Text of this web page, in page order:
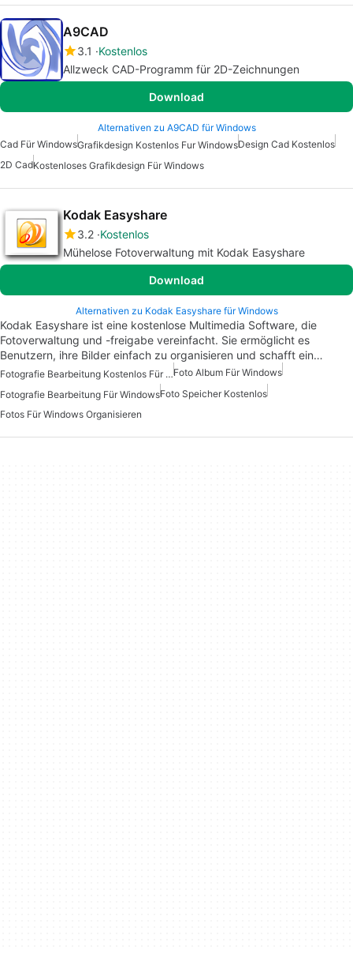
A9CAD
3.1
Kostenlos
Allzweck CAD-Programm für 2D-Zeichnungen
Download
Alternativen zu A9CAD für Windows
Cad Für WindowsGrafikdesign Kostenlos Fur WindowsDesign Cad Kostenlos
2D CadKostenloses Grafikdesign Für Windows
Kodak Easyshare
3.2 Kostenlos
Mühelose Fotoverwaltung mit Kodak Easyshare
Download
Alternativen zu Kodak Easyshare für Windows
Kodak Easyshare ist eine kostenlose Multimedia Software, die
Fotoverwaltung und -freigabe vereinfacht. Sie ermöglicht es
Benutzern, ihre Bilder einfach zu organisieren und schafft ein…
Fotografie Bearbeitung Kostenlos Für WindowsFoto Album Für Windows
Fotografie Bearbeitung Für WindowsFoto Speicher Kostenlos
Fotos Für Windows Organisieren